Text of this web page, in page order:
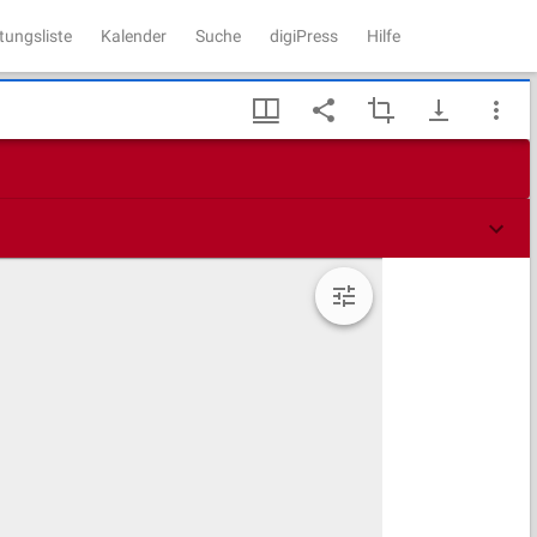
Kalender Suche digiPress Hilfe